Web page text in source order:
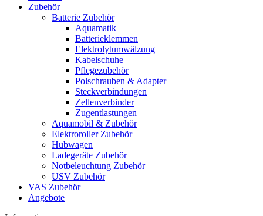
Zubehör
Batterie Zubehör
Aquamatik
Batterieklemmen
Elektrolytumwälzung
Kabelschuhe
Pflegezubehör
Polschrauben & Adapter
Steckverbindungen
Zellenverbinder
Zugentlastungen
Aquamobil & Zubehör
Elektroroller Zubehör
Hubwagen
Ladegeräte Zubehör
Notbeleuchtung Zubehör
USV Zubehör
VAS Zubehör
Angebote